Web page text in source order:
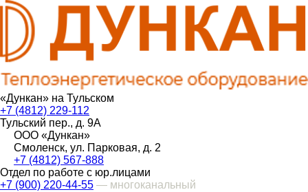
«Дункан» на Тульском
+7 (4812) 229-112
Тульский пер., д. 9А
ООО «Дункан»
Смоленск, ул. Парковая, д. 2
+7 (4812) 567-888
Отдел по работе с юр.лицами
+7 (900) 220-44-55 — многоканальный